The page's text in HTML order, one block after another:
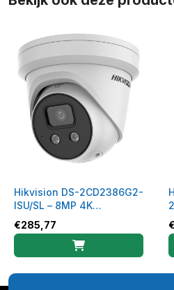
Hikvision DS-2CD2386G2-
ISU/SL – 8MP 4K
AcuSense Turret Camera
met Stroboscoop & Audio
2.8mm – 6941264088653
€285,77 €